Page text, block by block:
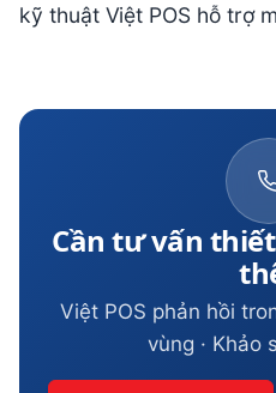
kỹ thuật Việt POS hỗ trợ
Cần tư vấn
Việt POS phản hồi
vùng · Khảo